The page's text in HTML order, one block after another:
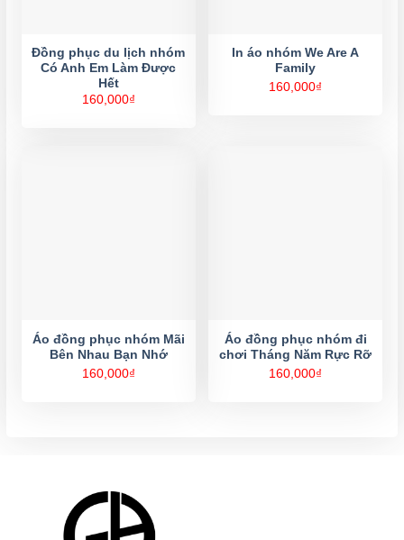
Đồng phục du lịch nhóm
Có Anh Em Làm Được
Hết
160,000₫
In áo nhóm We Are A
Family
160,000₫
Áo đồng phục nhóm Mãi
Bên Nhau Bạn Nhớ
160,000₫
Áo đồng phục nhóm đi
chơi Tháng Năm Rực Rỡ
160,000₫